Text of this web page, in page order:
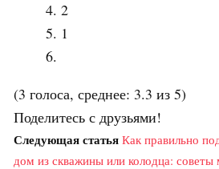
2
1
(3 голоса, среднее: 3.3 из 5)
Поделитесь с друзьями!
Следующая статья Как правильно
дом из скважины или колодца: советы